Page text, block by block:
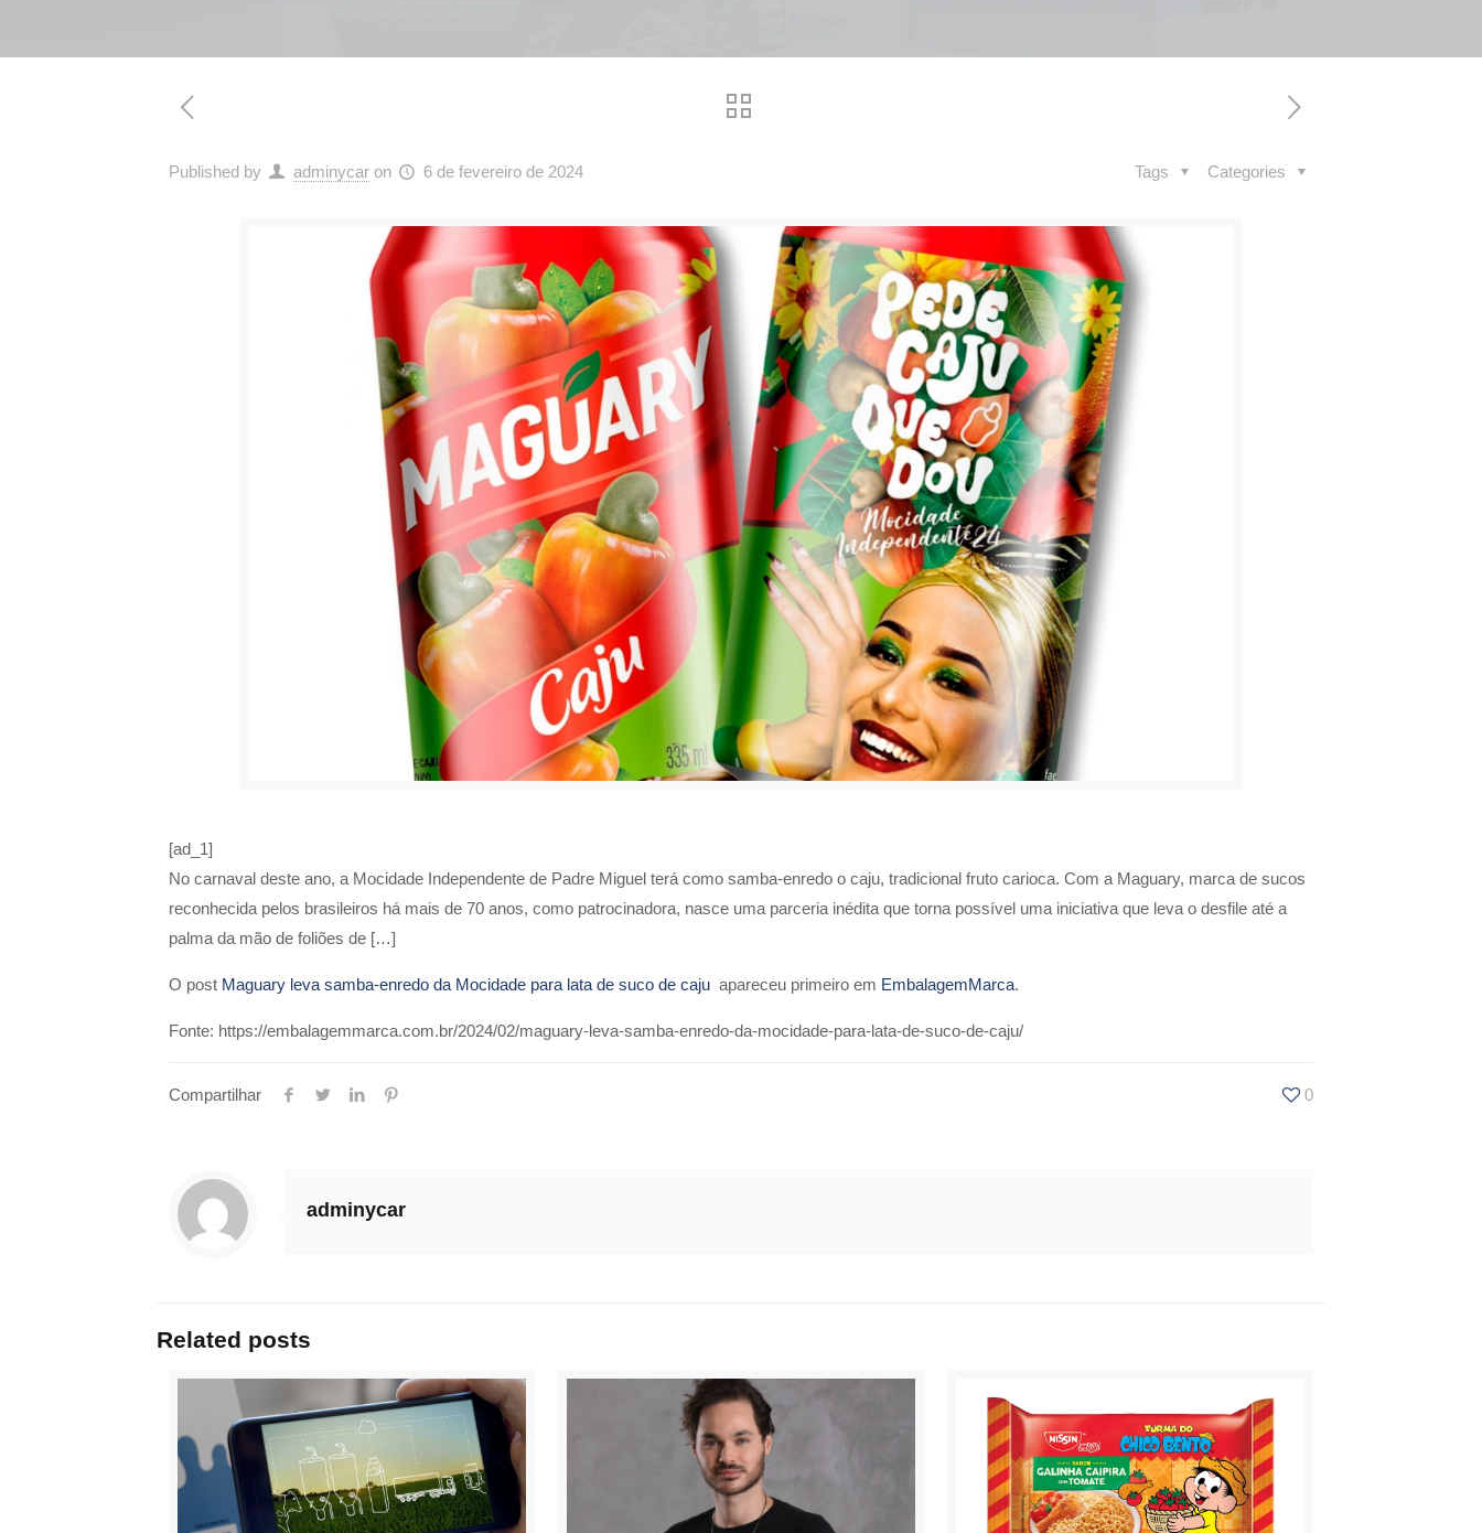
Published by adminycar on 6 de fevereiro de 2024 Categories
Tags
[ad_1]
No carnaval deste ano, a Mocidade Independente de Padre Miguel terá como samba-enredo o caju, tradicional fruto carioca. Com a Maguary, marca de sucos
reconhecida pelos brasileiros há mais de 70 anos, como patrocinadora, nasce uma parceria inédita que torna possível uma iniciativa que leva o desfile até a
palma da mão de foliões de […]
O post Maguary leva samba-enredo da Mocidade para lata de suco de caju apareceu primeiro em EmbalagemMarca.
Fonte: https://embalagemmarca.com.br/2024/02/maguary-leva-samba-enredo-da-mocidade-para-lata-de-suco-de-caju/
Compartilhar 0
adminycar
Related posts